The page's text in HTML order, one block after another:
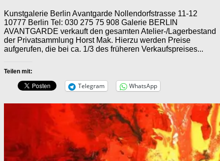
Kunstgalerie Berlin Avantgarde Nollendorfstrasse 11-12
10777 Berlin Tel: 030 275 75 908 Galerie BERLIN
AVANTGARDE verkauft den gesamten Atelier-/Lagerbestand
der Privatsammlung Horst Mak. Hierzu werden Preise
aufgerufen, die bei ca. 1/3 des früheren Verkaufspreises...
Teilen mit:
Telegram WhatsApp